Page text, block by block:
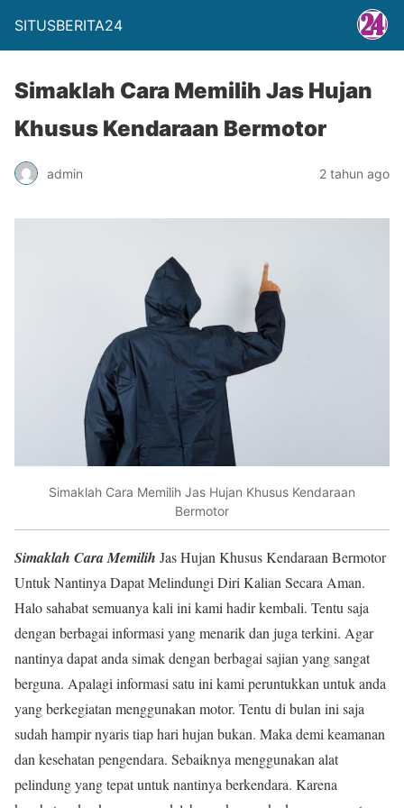
SITUSBERITA24
Simaklah Cara Memilih Jas Hujan
Khusus Kendaraan Bermotor
admin 2 tahun ago
Simaklah Cara Memilih Jas Hujan Khusus Kendaraan
Bermotor
Simaklah Cara Memilih Jas Hujan Khusus Kendaraan Bermotor
Untuk Nantinya Dapat Melindungi Diri Kalian Secara Aman.
Halo sahabat semuanya kali ini kami hadir kembali. Tentu saja
dengan berbagai informasi yang menarik dan juga terkini. Agar
nantinya dapat anda simak dengan berbagai sajian yang sangat
berguna. Apalagi informasi satu ini kami peruntukkan untuk anda
yang berkegiatan menggunakan motor. Tentu di bulan ini saja
sudah hampir nyaris tiap hari hujan bukan. Maka demi keamanan
dan kesehatan pengendara. Sebaiknya menggunakan alat
pelindung yang tepat untuk nantinya berkendara. Karena